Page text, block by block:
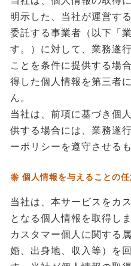
明示した、当社が運営す
委託する事業者（以下「
す。）に対して、業務遂
ことを条件に提供する場
得した個人情報を第三者
ん。
当社は、前項に基づき個
供する場合には、業務遂
ーポリシーを遵守させる
個人情報を与えることの
当社は、本サービスをカ
となる個人情報を取得し
カスタマー個人に関する
婚、出身地、収入等）を